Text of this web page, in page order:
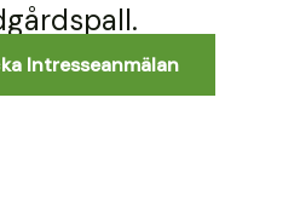
Intresseanmälan